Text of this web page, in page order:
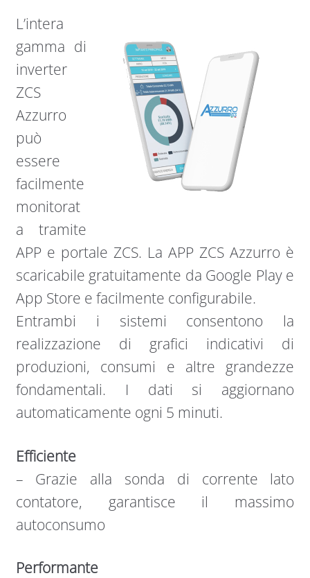
L’intera
gamma di
inverter
ZCS
Azzurro
può
essere
facilmente
monitorat
a tramite
APP e portale ZCS. La APP ZCS Azzurro è
scaricabile gratuitamente da Google Play e
App Store e facilmente configurabile.
Entrambi i sistemi consentono la
realizzazione di grafici indicativi di
produzioni, consumi e altre grandezze
fondamentali. I dati si aggiornano
automaticamente ogni 5 minuti.
Efficiente
–
Grazie alla sonda di corrente lato
contatore, garantisce il massimo
autoconsumo
Performante